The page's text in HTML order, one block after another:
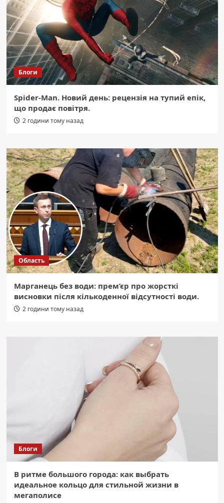
Блоги
Spider-Man. Новий день: рецензія на тупий епік,
що продає повітря.
2 години тому назад
Область
Марганець без води: прем’єр про жорсткі
висновки після кількоденної відсутності води.
2 години тому назад
Блоги
В ритме большого города: как выбрать
идеальное кольцо для стильной жизни в
мегаполисе